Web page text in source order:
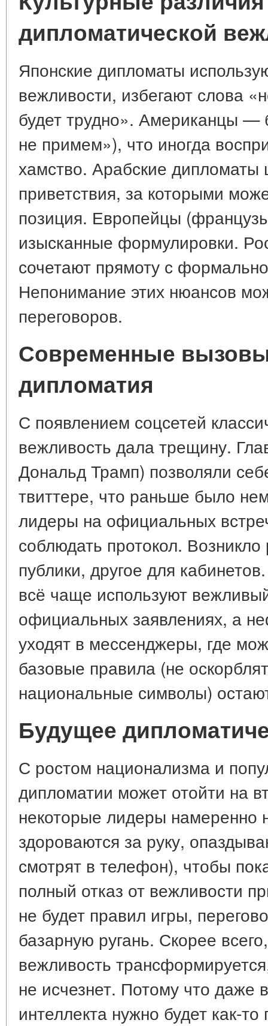
дипломатической
Японские дипломаты
вежливости, избегают слова
будет трудно». Американцы —
не примем»), что иногда
хамство. Арабские
приветствия, за которыми
позиция. Европейцы
изысканные формулировки.
сочетают прямоту с
Непонимание этих нюансов
переговоров.
Современные
дипломатия
С появлением соцсетей
вежливость дала трещину.
Дональд Трамп) позволяли
твиттере, что раньше было
лидеры на официальных
соблюдать протокол.
публики, другое для
всё чаще используют
официальных заявлениях, а
уходят в мессенджеры, где
базовые правила (не
национальные символы)
Будущее
С ростом национализма и
дипломатии может отойти на
некоторые лидеры намеренно
здороваются за руку,
смотрят в телефон), чтобы
полный отказ от вежливости
не будет правил игры,
базарную ругань. Скорее
вежливость
не исчезнет. Потому что даже
интеллекта нужно будет как-